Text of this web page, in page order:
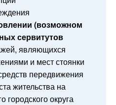
(возможном
сервитутов
являющихся
и мест стоянки
передвижения
жительства на
городского округа